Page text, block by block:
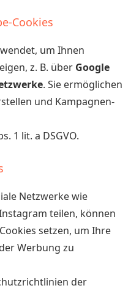
Cookies
um Ihnen
z. B. über Google
. Sie ermöglichen
und Kampagnen-
1 lit. a DSGVO.
Netzwerke wie
teilen, können
setzen, um Ihre
Werbung zu
der